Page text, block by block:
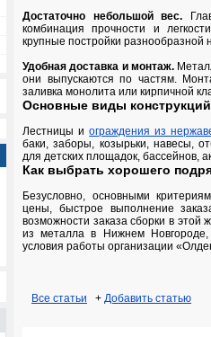
Достаточно небольшой вес.
комбинация прочности и
крупные постройки разнообразной
Удобная доставка и монтаж.
они выпускаются по частям.
заливка монолита или кирпичной
Основные виды
Лестницы иограждения из
баки, заборы, козырьки, навесы,
для детских площадок, бассейнов,
Как выбрать хорошего
Безусловно, основными
цены, быстрое выполнение
возможности заказа сборки в этой
из металла в Нижнем
условия работы организации
Все статьи + Добавить статью